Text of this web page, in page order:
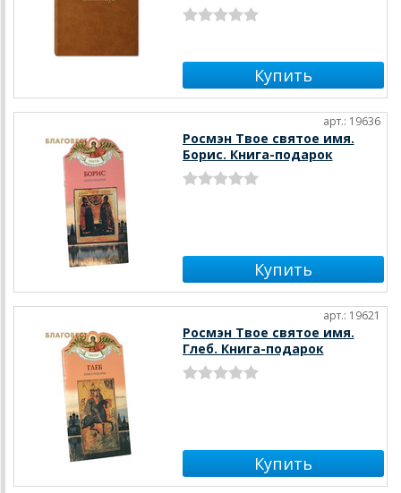
арт.: 19636
Росмэн Твое святое имя.
Борис. Книга-подарок
арт.: 19621
Росмэн Твое святое имя.
Глеб. Книга-подарок